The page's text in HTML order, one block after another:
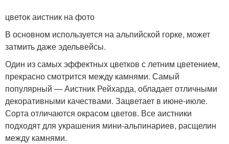
цветок аистник на фото
В основном используется на альпийской горке, может
затмить даже эдельвейсы.
Один из самых эффектных цветков с летним цветением,
прекрасно смотрится между камнями. Самый
популярный — Аистник Рейхарда, обладает отличными
декоративными качествами. Зацветает в июне-июле.
Сорта отличаются окрасом цветов. Все аистники
подходят для украшения мини-альпинариев, расщелин
между камнями.